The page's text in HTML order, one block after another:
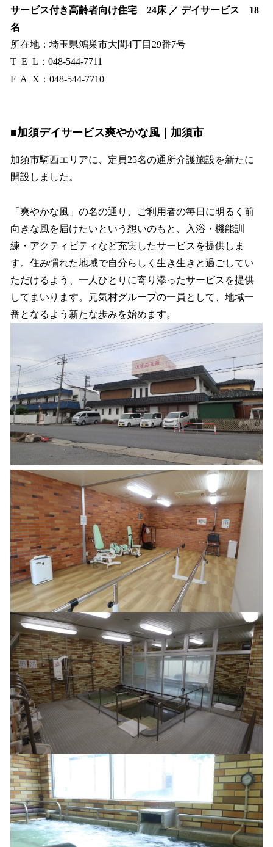
サービス付き高齢者向け住宅 24床 ／ デイサービス 18
名
所在地：埼玉県鴻巣市大間4丁目29番7号
T E L：048-544-7711
F A X：048-544-7710
■加須デイサービス爽やかな風｜加須市
加須市騎西エリアに、定員25名の通所介護施設を新たに
開設しました。
「爽やかな風」の名の通り、ご利用者の毎日に明るく前
向きな風を届けたいという想いのもと、入浴・機能訓
練・アクティビティなど充実したサービスを提供しま
す。住み慣れた地域で自分らしく生き生きと過ごしてい
ただけるよう、一人ひとりに寄り添ったサービスを提供
してまいります。元気村グループの一員として、地域一
番となるよう新たな歩みを始めます。